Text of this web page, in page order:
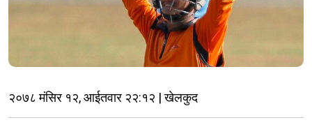
२०७८ मंसिर १२, आईतवार २२:१२ | खेलकुद